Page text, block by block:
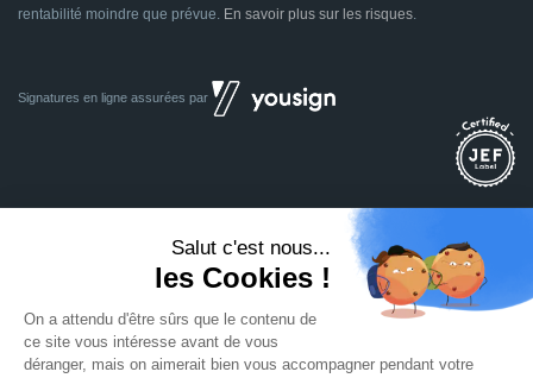
rentabilité moindre que prévue. En savoir plus sur les risques.
Signatures en ligne assurées par
Tous droits réservés 2014 - 2026
à Euratechnologies 59000 Lille
Mentions légales CGU CGV Confidentialité
Mettre à jour les préférences des cookies